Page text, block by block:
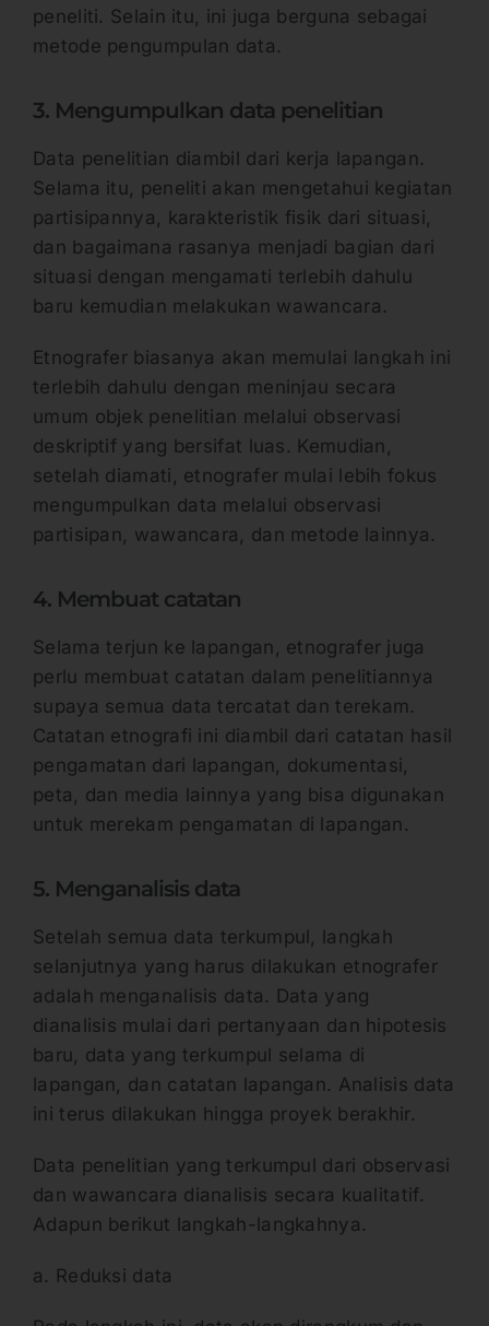
peneliti. Selain itu, ini juga berguna sebagai
metode pengumpulan data.
3. Mengumpulkan data penelitian
Data penelitian diambil dari kerja lapangan.
Selama itu, peneliti akan mengetahui kegiatan
partisipannya, karakteristik fisik dari situasi,
dan bagaimana rasanya menjadi bagian dari
situasi dengan mengamati terlebih dahulu
baru kemudian melakukan wawancara.
Etnografer biasanya akan memulai langkah ini
terlebih dahulu dengan meninjau secara
umum objek penelitian melalui observasi
deskriptif yang bersifat luas. Kemudian,
setelah diamati, etnografer mulai lebih fokus
mengumpulkan data melalui observasi
partisipan, wawancara, dan metode lainnya.
4. Membuat catatan
Selama terjun ke lapangan, etnografer juga
perlu membuat catatan dalam penelitiannya
supaya semua data tercatat dan terekam.
Catatan etnografi ini diambil dari catatan hasil
pengamatan dari lapangan, dokumentasi,
peta, dan media lainnya yang bisa digunakan
untuk merekam pengamatan di lapangan.
5. Menganalisis data
Setelah semua data terkumpul, langkah
selanjutnya yang harus dilakukan etnografer
adalah menganalisis data. Data yang
dianalisis mulai dari pertanyaan dan hipotesis
baru, data yang terkumpul selama di
lapangan, dan catatan lapangan. Analisis data
ini terus dilakukan hingga proyek berakhir.
Data penelitian yang terkumpul dari observasi
dan wawancara dianalisis secara kualitatif.
Adapun berikut langkah-langkahnya.
a. Reduksi data